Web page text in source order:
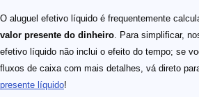
O aluguel efetivo líquido é frequentemente
valor presente do dinheiro . Para simplificar,
efetivo líquido não inclui o efeito do tempo; se
fluxos de caixa com mais detalhes, vá direto
presente líquido!